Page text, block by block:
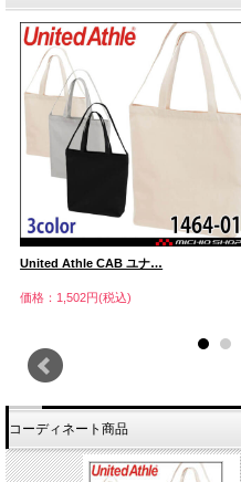
United Athle CAB ユナ…
価格：1,502円(税込)
コーディネート商品